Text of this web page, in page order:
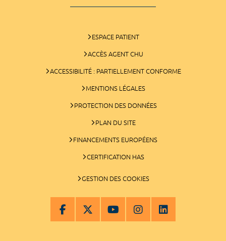
ESPACE PATIENT
ACCÈS AGENT CHU
ACCESSIBILITÉ : PARTIELLEMENT CONFORME
MENTIONS LÉGALES
PROTECTION DES DONNÉES
PLAN DU SITE
FINANCEMENTS EUROPÉENS
CERTIFICATION HAS
GESTION DES COOKIES